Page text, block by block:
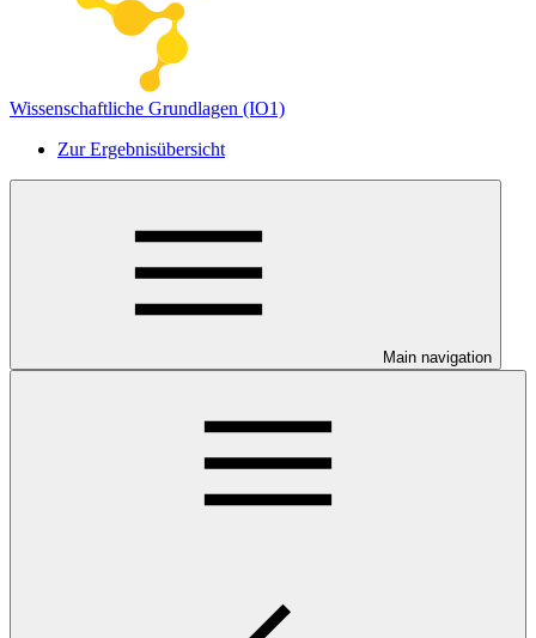
Wissenschaftliche Grundlagen (IO1)
Zur Ergebnisübersicht
Main navigation